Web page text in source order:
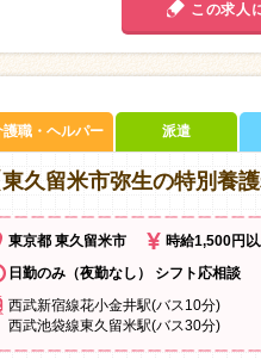
この求人
護職・ヘルパー 派遣
東久留米市弥生の特別
東京都 東久留米市 時給1,500円
日勤のみ（夜勤なし） シフト応相談
西武新宿線花小金井駅(バス10分)
西武池袋線東久留米駅(バス30分)